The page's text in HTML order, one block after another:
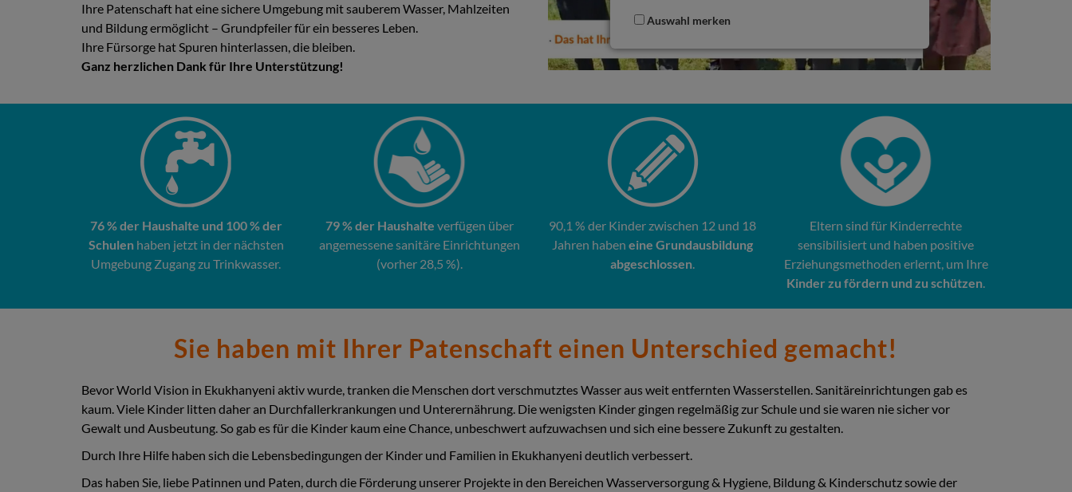
Ihre Patenschaft hat eine sichere Umgebung mit sauberem Wasser, Mahlzeiten
und Bildung ermöglicht – Grundpfeiler für ein besseres Leben.
Ihre Fürsorge hat Spuren hinterlassen, die bleiben.
Ganz herzlichen Dank für Ihre Unterstützung!
Auswahl merken
76 % der Haushalte und 100 % der
Schulenhaben jetzt in der nächsten
Umgebung Zugang zu Trinkwasser.
79 % der Haushalte verfügen über
angemessene sanitäre Einrichtungen
(vorher 28,5 %).
90,1 % der Kinder zwischen 12 und 18
Jahren habeneine Grundausbildung
abgeschlossen
Eltern sind für Kinderrechte
sensibilisiert und haben positive
Erziehungsmethoden erlernt, um Ihre
Kinder zu fördern und zu schützen
Sie haben mit Ihrer Patenschaft einen Unterschied gemacht!
Bevor World Vision in Ekukhanyeni aktiv wurde, tranken die Menschen dort verschmutztes Wasser aus weit entfernten Wasserstellen. Sanitäreinrichtungen gab es
kaum. Viele Kinder litten daher an Durchfallerkrankungen und Unterernährung. Die wenigsten Kinder gingen regelmäßig zur Schule und sie waren nie sicher vor
Gewalt und Ausbeutung. So gab es für die Kinder kaum eine Chance, unbeschwert aufzuwachsen und sich eine bessere Zukunft zu gestalten.
Durch Ihre Hilfe haben sich die Lebensbedingungen der Kinder und Familien in Ekukhanyeni deutlich verbessert.
Das haben Sie, liebe Patinnen und Paten, durch die Förderung unserer Projekte in den Bereichen Wasserversorgung & Hygiene, Bildung & Kinderschutz sowie der